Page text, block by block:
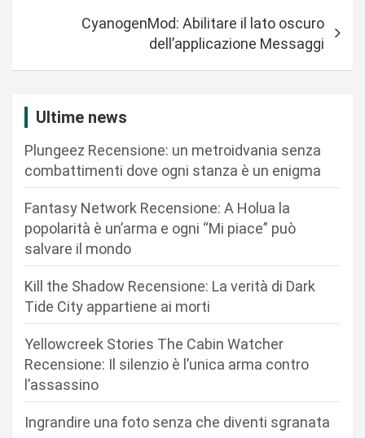
a
CyanogenMod: Abilitare il lato oscuro
dell’applicazione Messaggi
Ultime news
Plungeez Recensione: un metroidvania senza
combattimenti dove ogni stanza è un enigma
Fantasy Network Recensione: A Holua la
popolarità è un’arma e ogni “Mi piace” può
salvare il mondo
Kill the Shadow Recensione: La verità di Dark
Tide City appartiene ai morti
Yellowcreek Stories The Cabin Watcher
Recensione: Il silenzio è l’unica arma contro
l’assassino
Ingrandire una foto senza che diventi sgranata